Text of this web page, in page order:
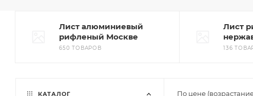
Лист алюминиевый
рифленый Москве
650 ТОВАРОВ
Лист
136
По цене
КАТАЛОГ